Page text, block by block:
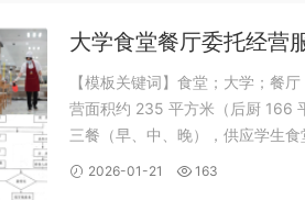
大学食堂餐厅委托经营
【模板关键词】食堂；大学；餐
营面积约 235 平方米（后厨 166
三餐（早、中、晚），供应学生
目录 内页部分配图展示
2026-01-21 163